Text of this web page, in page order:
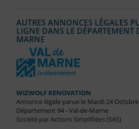
AUTRES ANNONCES LÉGALES
LIGNE DANS LE DÉPARTEMENT
MARNE
WIZWOLF RENOVATION
Annonce légale parue le Mardi 24
Département 94 - Val-de-Marne
Société par Actions Simplifiées (SAS)